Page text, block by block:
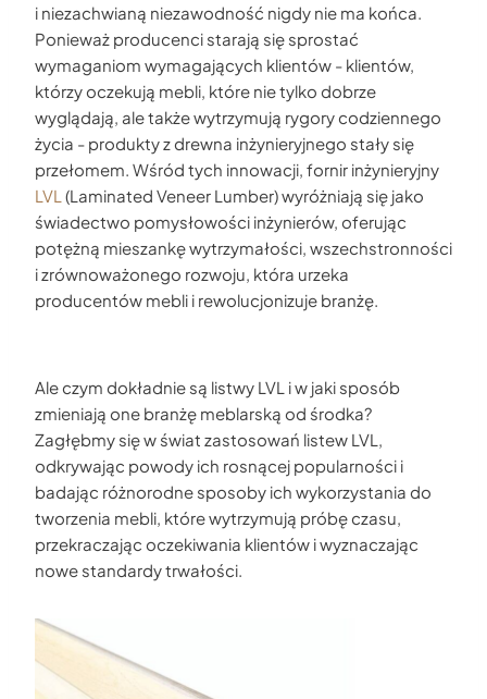
i niezachwianą niezawodność nigdy nie ma końca.
Ponieważ producenci starają się sprostać
wymaganiom wymagających klientów - klientów,
którzy oczekują mebli, które nie tylko dobrze
wyglądają, ale także wytrzymują rygory codziennego
życia - produkty z drewna inżynieryjnego stały się
przełomem. Wśród tych innowacji, fornir inżynieryjny
LVL (Laminated Veneer Lumber) wyróżniają się jako
świadectwo pomysłowości inżynierów, oferując
potężną mieszankę wytrzymałości, wszechstronności
i zrównoważonego rozwoju, która urzeka
producentów mebli i rewolucjonizuje branżę.
Ale czym dokładnie są listwy LVL i w jaki sposób
zmieniają one branżę meblarską od środka?
Zagłębmy się w świat zastosowań listew LVL,
odkrywając powody ich rosnącej popularności i
badając różnorodne sposoby ich wykorzystania do
tworzenia mebli, które wytrzymują próbę czasu,
przekraczając oczekiwania klientów i wyznaczając
nowe standardy trwałości.